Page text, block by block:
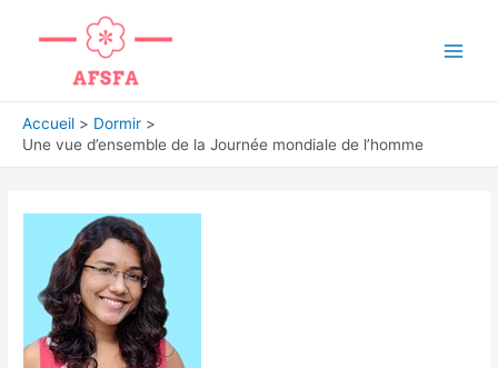
Accueil
Dormir
Une vue d’ensemble de la Journée mondiale de l’homme